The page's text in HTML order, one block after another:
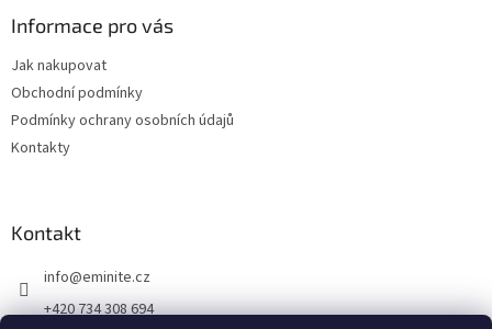
Informace pro vás
Jak nakupovat
Obchodní podmínky
Podmínky ochrany osobních údajů
Kontakty
Kontakt
info@eminite.cz
+420 734 308 694